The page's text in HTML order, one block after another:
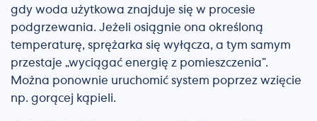
gdy woda użytkowa znajduje się w procesie
podgrzewania. Jeżeli osiągnie ona określoną
temperaturę, sprężarka się wyłącza, a tym samym
przestaje „wyciągać energię z pomieszczenia”.
Można ponownie uruchomić system poprzez wzięcie
np. gorącej kąpieli.